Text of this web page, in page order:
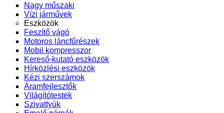
Nagy műszaki
Vízi járművek
Eszközök
Feszítő vágó
Motoros láncfűrészek
Mobil kompresszor
Kereső-kutató eszközök
Hírközlési eszközök
Kézi szerszámok
Áramfejlesztők
Világítótestek
Szivattyúk